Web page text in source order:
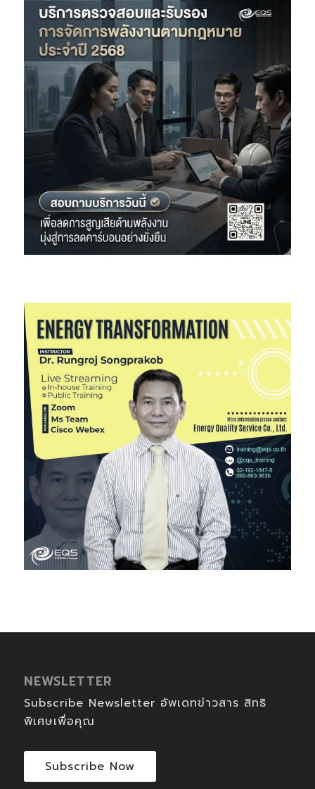
NEWSLETTER
Subscribe Newsletter อัพเดทข่าวสาร สิทธิ
พิเศษเพื่อคุณ
Subscribe Now